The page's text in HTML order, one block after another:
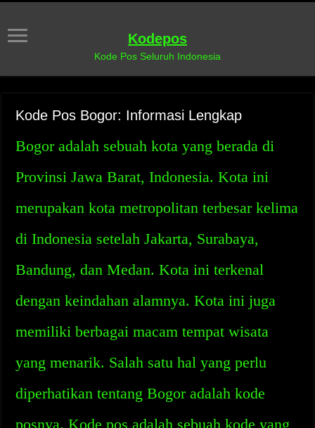
Kodepos
Kode Pos Seluruh Indonesia
Kode Pos Bogor: Informasi Lengkap
Bogor adalah sebuah kota yang berada di
Provinsi Jawa Barat, Indonesia. Kota ini
merupakan kota metropolitan terbesar kelima
di Indonesia setelah Jakarta, Surabaya,
Bandung, dan Medan. Kota ini terkenal
dengan keindahan alamnya. Kota ini juga
memiliki berbagai macam tempat wisata
yang menarik. Salah satu hal yang perlu
diperhatikan tentang Bogor adalah kode
posnya. Kode pos adalah sebuah kode yang